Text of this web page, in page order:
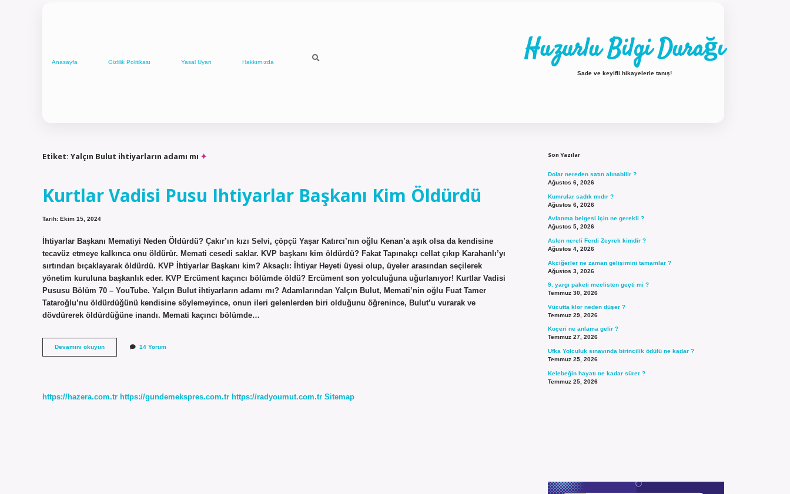
Anasayfa Gizlilik Politikası Yasal Uyarı Hakkımızda Huzurlu Bilgi Durağı
Sade ve keyifli hikayelerle tanış!
Etiket: Yalçın Bulut ihtiyarların adamı mı
Kurtlar Vadisi Pusu Ihtiyarlar Başkanı Kim Öldürdü
Tarih: Ekim 15, 2024
İhtiyarlar Başkanı Mematiyi Neden Öldürdü? Çakır’ın kızı Selvi, çöpçü Yaşar Katırcı’nın oğlu Kenan’a aşık olsa da kendisine
tecavüz etmeye kalkınca onu öldürür. Memati cesedi saklar. KVP başkanı kim öldürdü? Fakat Tapınakçı cellat çıkıp Karahanlı’yı
sırtından bıçaklayarak öldürdü. KVP İhtiyarlar Başkanı kim? Aksaçlı: İhtiyar Heyeti üyesi olup, üyeler arasından seçilerek
yönetim kuruluna başkanlık eder. KVP Ercüment kaçıncı bölümde öldü? Ercüment son yolculuğuna uğurlanıyor! Kurtlar Vadisi
Pususu Bölüm 70 – YouTube. Yalçın Bulut ihtiyarların adamı mı? Adamlarından Yalçın Bulut, Memati’nin oğlu Fuat Tamer
Tataroğlu’nu öldürdüğünü kendisine söylemeyince, onun ileri gelenlerden biri olduğunu öğrenince, Bulut’u vurarak ve
dövdürerek öldürdüğüne inandı. Memati kaçıncı bölümde…
Devamını okuyunKurtlar
Vadisi
Öldürdü
14 Yorum
https://hazera.com.tr https://gundemekspres.com.tr https://radyoumut.com.tr Sitemap
Son Yazılar
Dolar nereden satın alınabilir ?
Ağustos 6, 2026
Kumrular sadık mıdır ?
Ağustos 6, 2026
Avlanma belgesi için ne gerekli ?
Ağustos 5, 2026
Aslen nereli Ferdi Zeyrek kimdir ?
Ağustos 4, 2026
Akciğerler ne zaman gelişimini tamamlar ?
Ağustos 3, 2026
9. yargı paketi meclisten geçti mi ?
Temmuz 30, 2026
Vücutta klor neden düşer ?
Temmuz 29, 2026
Koçeri ne anlama gelir ?
Temmuz 27, 2026
Ufka Yolculuk sınavında birincilik ödülü ne kadar ?
Temmuz 25, 2026
Kelebeğin hayatı ne kadar sürer ?
Temmuz 25, 2026